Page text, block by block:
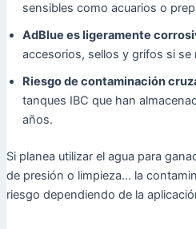
sensibles como acuarios o
AdBlue es ligeramente
accesorios, sellos y grifos si se
Riesgo de contaminación
tanques IBC que han
años.
Si planea utilizar el agua para
de presión o limpieza... la
riesgo dependiendo de la